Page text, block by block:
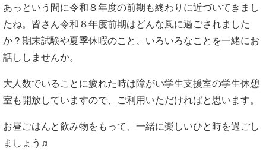
あっという間に令和８年度の前期も終わりに近づいてきまし
たね。皆さん令和８年度前期はどんな風に過ごされました
か？期末試験や夏季休暇のこと、いろいろなことを一緒にお
話ししませんか。
大人数でいることに疲れた時は障がい学生支援室の学生休憩
室も開放していますので、ご利用いただければと思います。
お昼ごはんと飲み物をもって、一緒に楽しいひと時を過ごし
ましょう♬